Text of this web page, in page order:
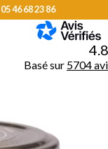
05 46 68 23 86
4.8
Basé sur 5704